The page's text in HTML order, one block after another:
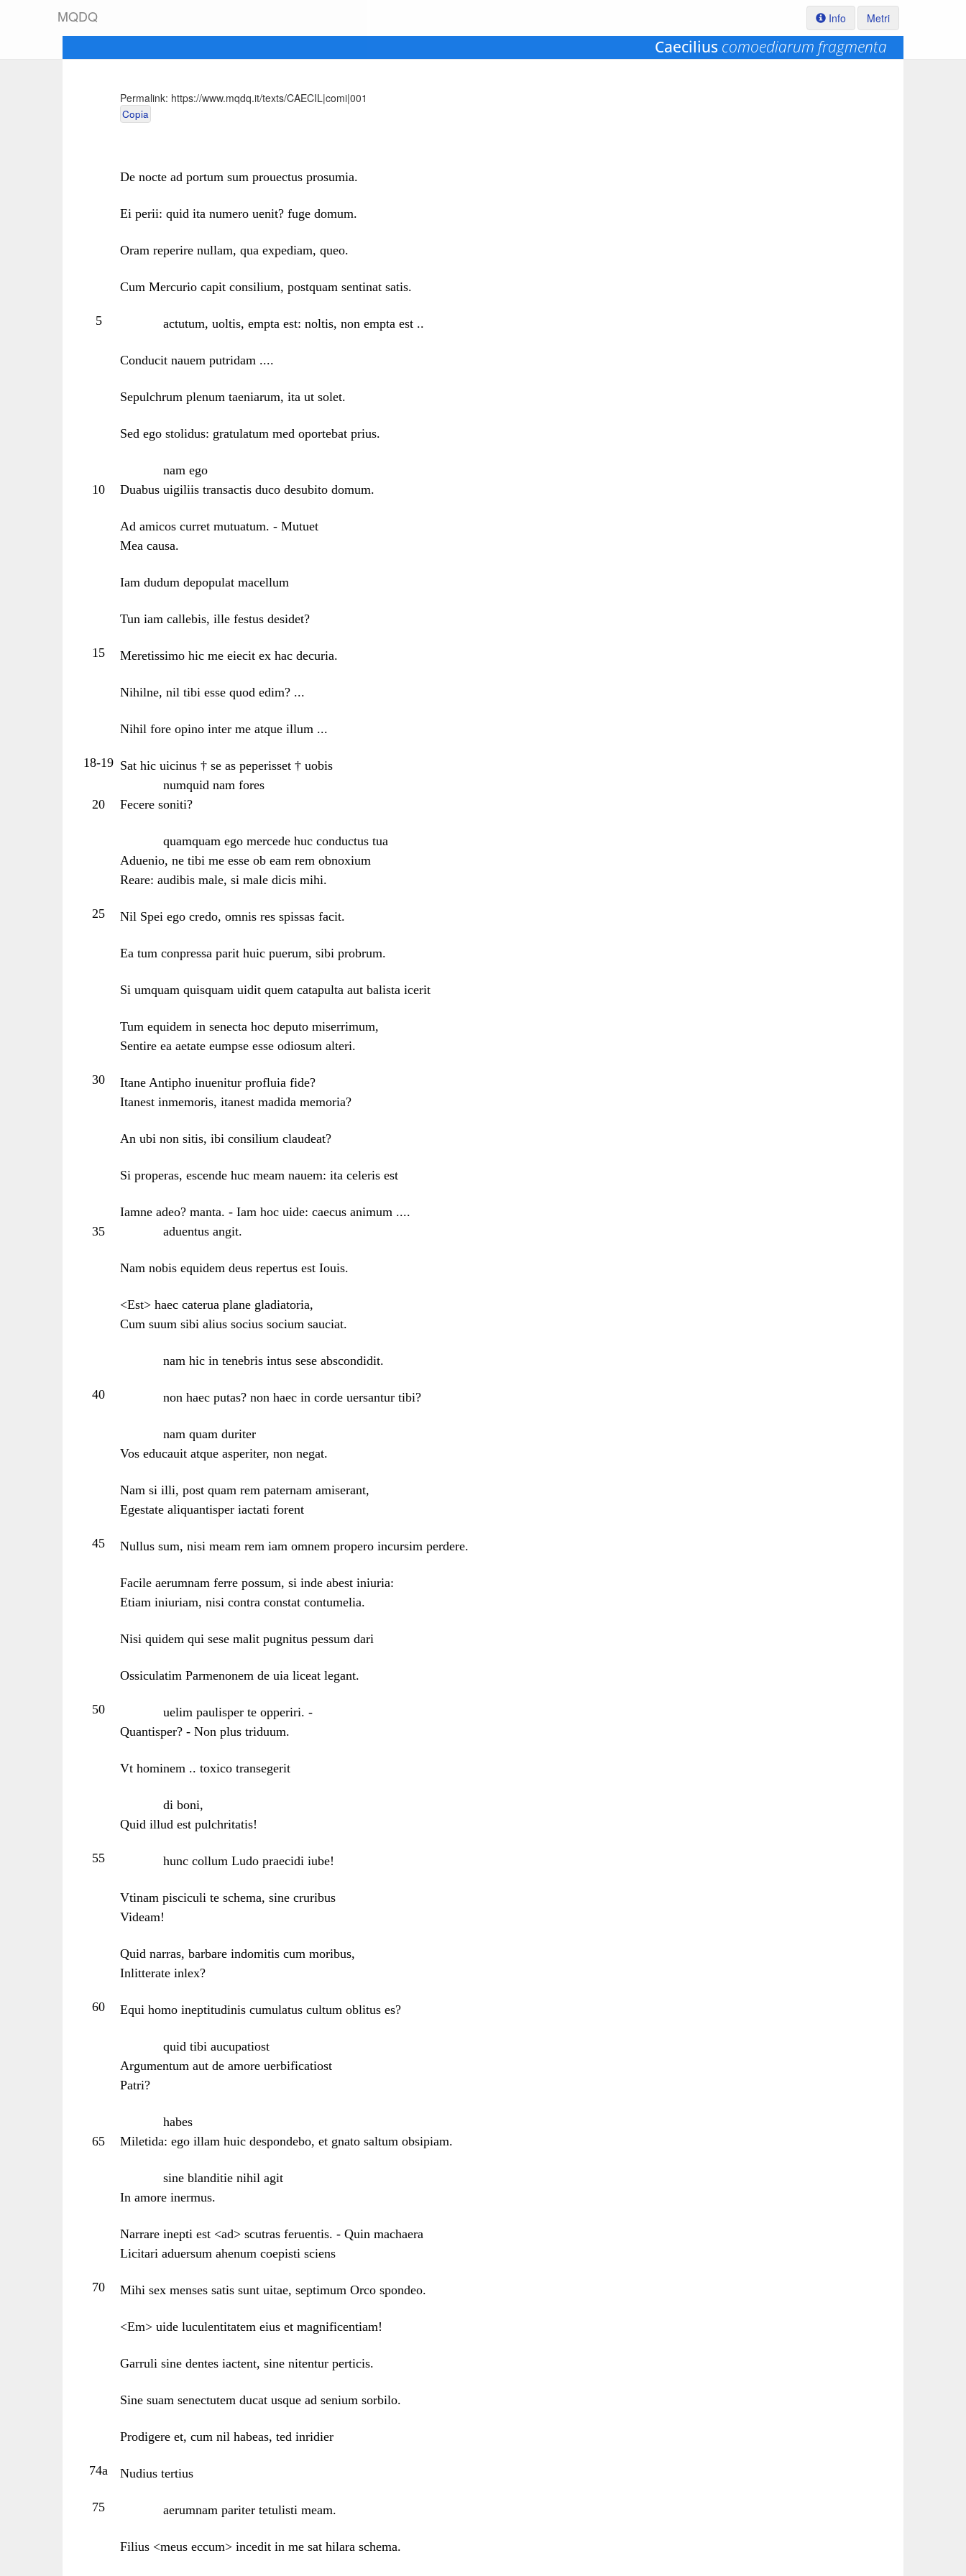
MQDQ Info Metri
Caecilius comoediarum fragmenta
Permalink: https://www.mqdq.it/texts/CAECIL|comi|001
Copia
De nocte ad portum sum prouectus prosumia.
Ei perii: quid ita numero uenit? fuge domum.
Oram reperire nullam, qua expediam, queo.
Cum Mercurio capit consilium, postquam sentinat satis.
5 actutum, uoltis, empta est: noltis, non empta est ..
Conducit nauem putridam ....
Sepulchrum plenum taeniarum, ita ut solet.
Sed ego stolidus: gratulatum med oportebat prius.
nam ego
10
Duabus uigiliis transactis duco desubito domum.
Ad amicos curret mutuatum. - Mutuet
Mea causa.
Iam dudum depopulat macellum
Tun iam callebis, ille festus desidet?
15 Meretissimo hic me eiecit ex hac decuria.
Nihilne, nil tibi esse quod edim? ...
Nihil fore opino inter me atque illum ...
18-19 Sat hic uicinus † se as peperisset † uobis
numquid nam fores
20
Fecere soniti?
quamquam ego mercede huc conductus tua
Aduenio, ne tibi me esse ob eam rem obnoxium
Reare: audibis male, si male dicis mihi.
25 Nil Spei ego credo, omnis res spissas facit.
Ea tum conpressa parit huic puerum, sibi probrum.
Si umquam quisquam uidit quem catapulta aut balista icerit
Tum equidem in senecta hoc deputo miserrimum,
Sentire ea aetate eumpse esse odiosum alteri.
30
Itane Antipho inuenitur profluia fide?
Itanest inmemoris, itanest madida memoria?
An ubi non sitis, ibi consilium claudeat?
Si properas, escende huc meam nauem: ita celeris est
Iamne adeo? manta. - Iam hoc uide: caecus animum ....
35
aduentus angit.
Nam nobis equidem deus repertus est Iouis.
<Est> haec caterua plane gladiatoria,
Cum suum sibi alius socius socium sauciat.
nam hic in tenebris intus sese abscondidit.
40 non haec putas? non haec in corde uersantur tibi?
nam quam duriter
Vos educauit atque asperiter, non negat.
Nam si illi, post quam rem paternam amiserant,
Egestate aliquantisper iactati forent
45 Nullus sum, nisi meam rem iam omnem propero incursim perdere.
Facile aerumnam ferre possum, si inde abest iniuria:
Etiam iniuriam, nisi contra constat contumelia.
Nisi quidem qui sese malit pugnitus pessum dari
Ossiculatim Parmenonem de uia liceat legant.
50
uelim paulisper te opperiri. -
Quantisper? - Non plus triduum.
Vt hominem .. toxico transegerit
di boni,
Quid illud est pulchritatis!
55 hunc collum Ludo praecidi iube!
Vtinam pisciculi te schema, sine cruribus
Videam!
Quid narras, barbare indomitis cum moribus,
Inlitterate inlex?
60 Equi homo ineptitudinis cumulatus cultum oblitus es?
quid tibi aucupatiost
Argumentum aut de amore uerbificatiost
Patri?
habes
65
Miletida: ego illam huic despondebo, et gnato saltum obsipiam.
sine blanditie nihil agit
In amore inermus.
Narrare inepti est <ad> scutras feruentis. - Quin machaera
Licitari aduersum ahenum coepisti sciens
70 Mihi sex menses satis sunt uitae, septimum Orco spondeo.
<Em> uide luculentitatem eius et magnificentiam!
Garruli sine dentes iactent, sine nitentur perticis.
Sine suam senectutem ducat usque ad senium sorbilo.
Prodigere et, cum nil habeas, ted inridier
74a Nudius tertius
75 aerumnam pariter tetulisti meam.
Filius <meus eccum> incedit in me sat hilara schema.